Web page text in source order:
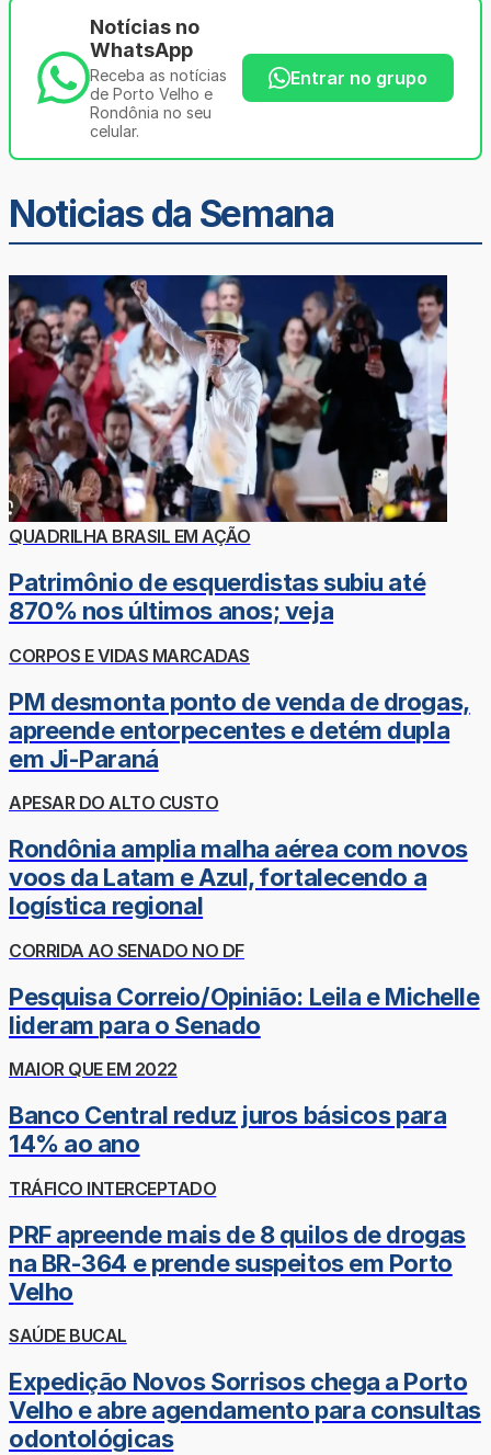
Notícias no
WhatsApp
Receba as notícias
de Porto Velho e
Rondônia no seu
celular.
Entrar no grupo
Noticias da Semana
QUADRILHA BRASIL EM AÇÃO
Patrimônio de esquerdistas subiu até
870% nos últimos anos; veja
CORPOS E VIDAS MARCADAS
PM desmonta ponto de venda de drogas,
apreende entorpecentes e detém dupla
em Ji-Paraná
APESAR DO ALTO CUSTO
Rondônia amplia malha aérea com novos
voos da Latam e Azul, fortalecendo a
logística regional
CORRIDA AO SENADO NO DF
Pesquisa Correio/Opinião: Leila e Michelle
lideram para o Senado
MAIOR QUE EM 2022
Banco Central reduz juros básicos para
14% ao ano
TRÁFICO INTERCEPTADO
PRF apreende mais de 8 quilos de drogas
na BR-364 e prende suspeitos em Porto
Velho
SAÚDE BUCAL
Expedição Novos Sorrisos chega a Porto
Velho e abre agendamento para consultas
odontológicas